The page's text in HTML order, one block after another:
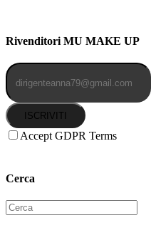
Rivenditori MU MAKE UP
ISCRIVITI
Accept GDPR Terms
Cerca